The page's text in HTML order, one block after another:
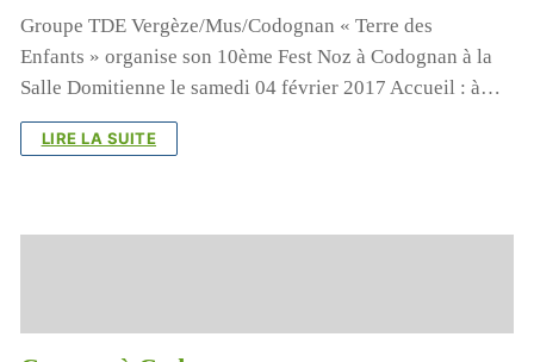
Groupe TDE Vergèze/Mus/Codognan « Terre des
Enfants » organise son 10ème Fest Noz à Codognan à la
Salle Domitienne le samedi 04 février 2017 Accueil : à…
LIRE LA SUITE